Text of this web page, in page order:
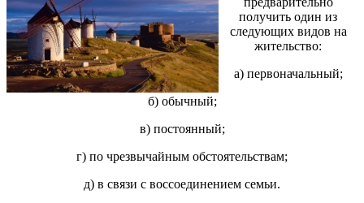
получить один из
следующих видов на
жительство:
а) первоначальный;
б) обычный;
в) постоянный;
г) по чрезвычайным обстоятельствам;
д) в связи с воссоединением семьи.